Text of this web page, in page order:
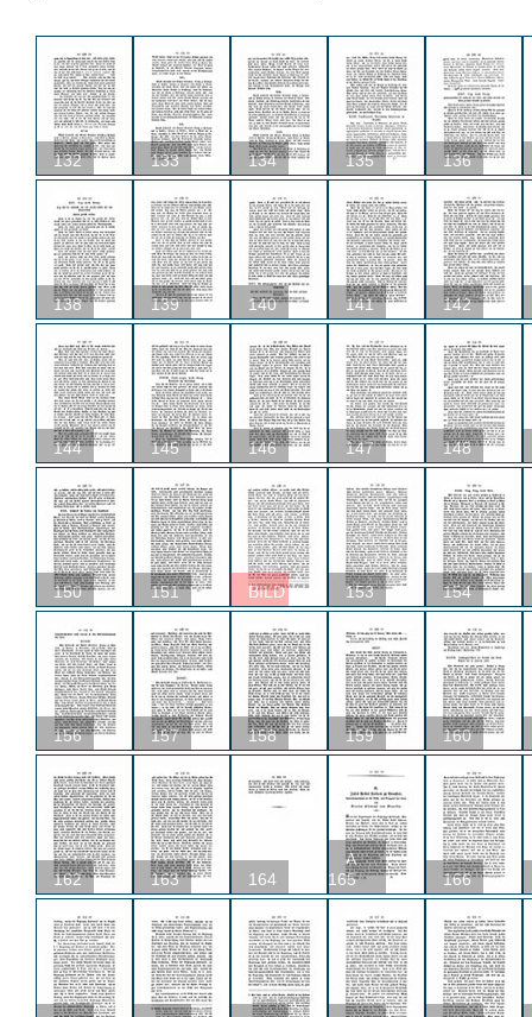
132 133 134 135 136
138 139 140 141 142
144 145 146 147 148
150 151 BILD 153 154
156 157 158 159 160
162 163 164
A
165
166